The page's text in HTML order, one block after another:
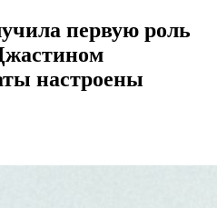
первую роль
настроены